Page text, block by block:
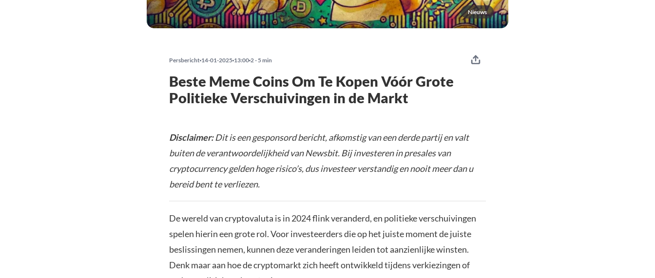
Nieuws
Persbericht 14-01-2025 13:00 2 - 5 min
Beste Meme Coins Om Te Kopen Vóór Grote
Politieke Verschuivingen in de Markt
Disclaimer:Dit is een gesponsord bericht, afkomstig van een derde partij en valt
buiten de verantwoordelijkheid van Newsbit. Bij investeren in presales van
cryptocurrency gelden hoge risico’s, dus investeer verstandig en nooit meer dan u
bereid bent te verliezen.
De wereld van cryptovaluta is in 2024 flink veranderd, en politieke verschuivingen
spelen hierin een grote rol. Voor investeerders die op het juiste moment de juiste
beslissingen nemen, kunnen deze veranderingen leiden tot aanzienlijke winsten.
Denk maar aan hoe de cryptomarkt zich heeft ontwikkeld tijdens verkiezingen of